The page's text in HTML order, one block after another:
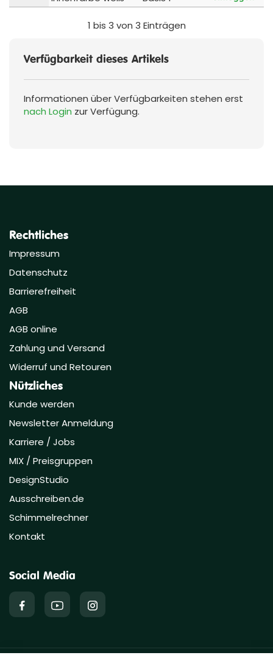
Verfügbarkeit dieses Artikels
Informationen über Verfügbarkeiten stehen erst
nach Login zur Verfügung.
1 bis 3 von 3 Einträgen
Rechtliches
Impressum
Datenschutz
Barrierefreiheit
AGB
AGB online
Zahlung und Versand
Widerruf und Retouren
Nützliches
Kunde werden
Newsletter Anmeldung
Karriere / Jobs
MIX / Preisgruppen
DesignStudio
Ausschreiben.de
Schimmelrechner
Kontakt
Social Media